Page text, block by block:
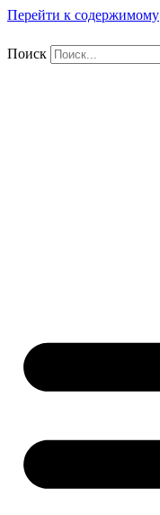
Перейти к содержимому
Поиск